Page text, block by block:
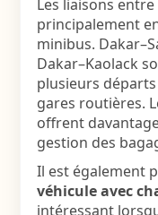
Les liaisons
principalement
minibus.
Dakar–Kaolack
plusieurs
gares routières.
offrent
gestion des
Il est également
véhicule avec
intéressant